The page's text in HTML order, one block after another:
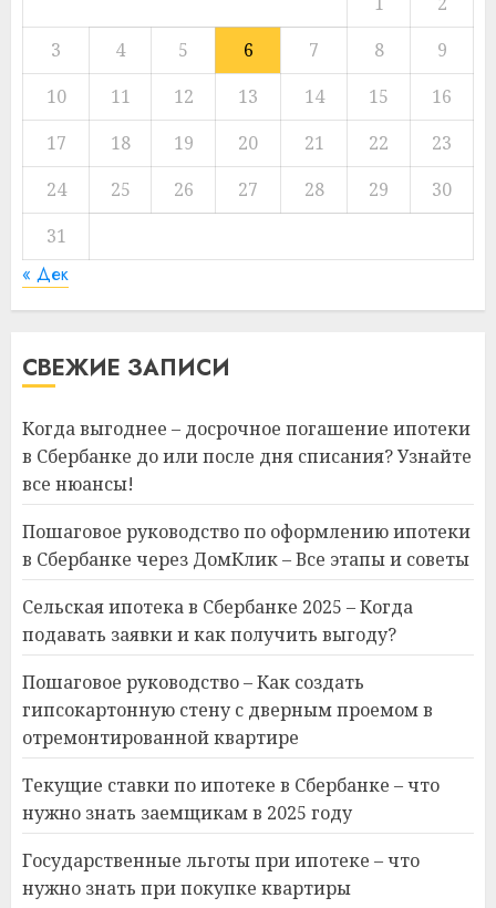
3
4 5 6 7 8
9
10
11 12 13 14 15
16
17
18 19 20 21 22
23
24
25 26 27 28 29
30
31
« Дек
СВЕЖИЕ ЗАПИСИ
Когда выгоднее – досрочное погашение ипотеки
в Сбербанке до или после дня списания? Узнайте
все нюансы!
Пошаговое руководство по оформлению ипотеки
в Сбербанке через ДомКлик – Все этапы и советы
Сельская ипотека в Сбербанке 2025 – Когда
подавать заявки и как получить выгоду?
Пошаговое руководство – Как создать
гипсокартонную стену с дверным проемом в
отремонтированной квартире
Текущие ставки по ипотеке в Сбербанке – что
нужно знать заемщикам в 2025 году
Государственные льготы при ипотеке – что
нужно знать при покупке квартиры